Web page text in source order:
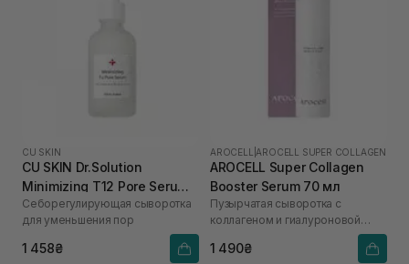
CU SKIN
CU SKIN Dr.Solution
Minimizing T12 Pore Serum
50 мл
Себорегулирующая сыворотка
для уменьшения пор
1 458₴
AROCELL AROCELL SUPER COLLAGEN
AROCELL Super Collagen
Booster Serum 70 мл
Пузырчатая сыворотка с
коллагеном и гиалуроновой
1 490₴